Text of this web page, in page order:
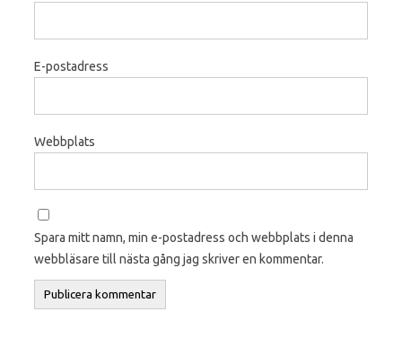
E-postadress
Webbplats
Spara mitt namn, min e-postadress och webbplats i denna
webbläsare till nästa gång jag skriver en kommentar.